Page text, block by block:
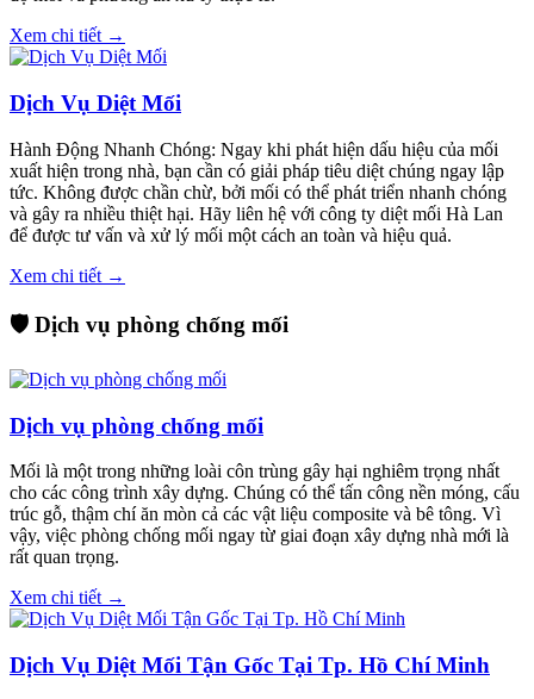
Xem chi tiết →
Dịch Vụ Diệt Mối
Hành Động Nhanh Chóng: Ngay khi phát hiện dấu hiệu của mối
xuất hiện trong nhà, bạn cần có giải pháp tiêu diệt chúng ngay lập
tức. Không được chần chừ, bởi mối có thể phát triển nhanh chóng
và gây ra nhiều thiệt hại. Hãy liên hệ với công ty diệt mối Hà Lan
để được tư vấn và xử lý mối một cách an toàn và hiệu quả.
Xem chi tiết →
🛡️ Dịch vụ phòng chống mối
Dịch vụ phòng chống mối
Mối là một trong những loài côn trùng gây hại nghiêm trọng nhất
cho các công trình xây dựng. Chúng có thể tấn công nền móng, cấu
trúc gỗ, thậm chí ăn mòn cả các vật liệu composite và bê tông. Vì
vậy, việc phòng chống mối ngay từ giai đoạn xây dựng nhà mới là
rất quan trọng.
Xem chi tiết →
Dịch Vụ Diệt Mối Tận Gốc Tại Tp. Hồ Chí Minh